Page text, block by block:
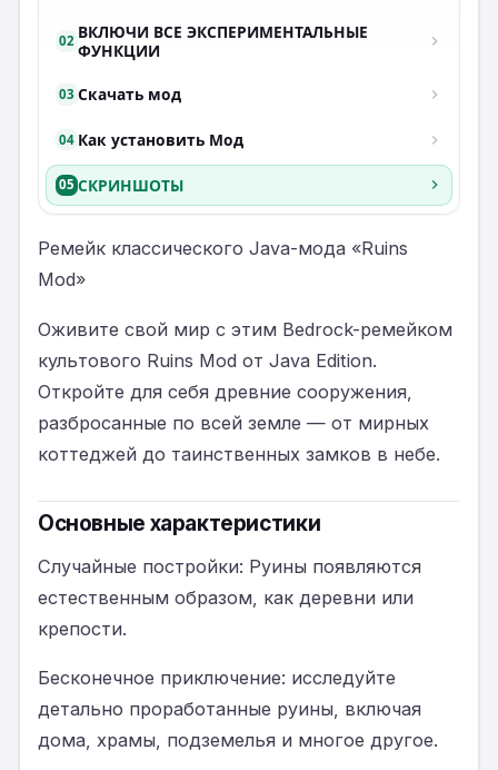
02 ВКЛЮЧИ ВСЕ ЭКСПЕРИМЕНТАЛЬНЫЕ
ФУНКЦИИ
03 Скачать мод
04 Как установить Мод
05 СКРИНШОТЫ
Ремейк классического Java-мода «Ruins
Mod»
Оживите свой мир с этим Bedrock-ремейком
культового Ruins Mod от Java Edition.
Откройте для себя древние сооружения,
разбросанные по всей земле — от мирных
коттеджей до таинственных замков в небе.
Основные характеристики
Случайные постройки: Руины появляются
естественным образом, как деревни или
крепости.
Бесконечное приключение: исследуйте
детально проработанные руины, включая
дома, храмы, подземелья и многое другое.